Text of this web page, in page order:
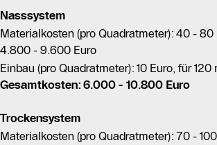
Nasssystem
Materialkosten (pro Quadratmeter): 40 - 80
4.800 - 9.600 Euro
Einbau (pro Quadratmeter): 10 Euro, für 120
Gesamtkosten: 6.000 - 10.800 Euro
Trockensystem
Materialkosten (pro Quadratmeter): 70 -